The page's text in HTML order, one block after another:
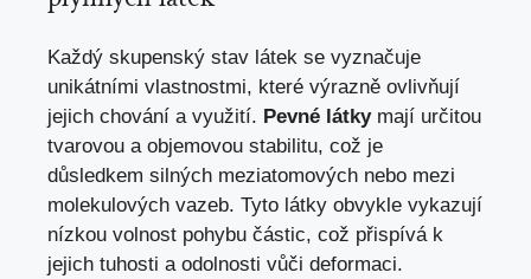
Každý skupenský stav látek se vyznačuje
unikátními vlastnostmi, které výrazně ovlivňují
jejich chování a využití. Pevné látkymají určitou
tvarovou a objemovou stabilitu, což je
důsledkem silných meziatomových nebo mezi
molekulových vazeb. Tyto látky obvykle vykazují
nízkou volnost pohybu částic, což přispívá k
jejich tuhosti a odolnosti vůči deformaci.